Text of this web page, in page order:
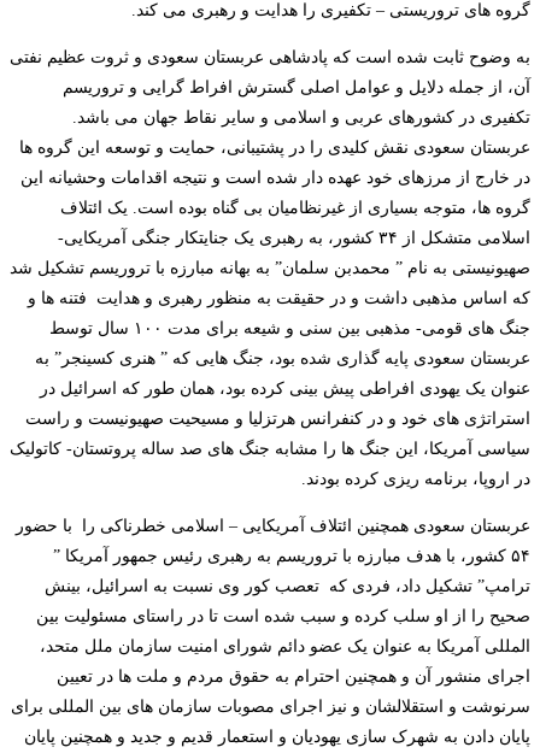
گروه های تروریستی – تکفیری را هدایت و رهبری می کند.
به وضوح ثابت شده است که پادشاهی عربستان سعودی و ثروت عظیم نفتی
آن، از جمله دلایل و عوامل اصلی گسترش افراط گرایی و تروریسم
تکفیری در کشورهای عربی و اسلامی و سایر نقاط جهان می باشد.
عربستان سعودی نقش کلیدی را در پشتیبانی، حمایت و توسعه این گروه ها
در خارج از مرزهای خود عهده دار شده است و نتیجه اقدامات وحشیانه این
گروه ها، متوجه بسیاری از غیرنظامیان بی گناه بوده است. یک ائتلاف
اسلامی متشکل از ۳۴ کشور، به رهبری یک جنایتکار جنگی آمریکایی-
صهیونیستی به نام ” محمدبن سلمان” به بهانه مبارزه با تروریسم تشکیل شد
که اساس مذهبی داشت و در حقیقت به منظور رهبری و هدایت فتنه ها و
جنگ های قومی- مذهبی بین سنی و شیعه برای مدت ۱۰۰ سال توسط
عربستان سعودی پایه گذاری شده بود، جنگ هایی که ” هنری کسینجر” به
عنوان یک یهودی افراطی پیش بینی کرده بود، همان طور که اسرائیل در
استراتژی های خود و در کنفرانس هرتزلیا و مسیحیت صهیونیست و راست
سیاسی آمریکا، این جنگ ها را مشابه جنگ های صد ساله پروتستان- کاتولیک
در اروپا، برنامه ریزی کرده بودند.
عربستان سعودی همچنین ائتلاف آمریکایی – اسلامی خطرناکی را با حضور
۵۴ کشور، با هدف مبارزه با تروریسم به رهبری رئیس جمهور آمریکا ”
ترامپ” تشکیل داد، فردی که تعصب کور وی نسبت به اسرائیل، بینش
صحیح را از او سلب کرده و سبب شده است تا در راستای مسئولیت بین
المللی آمریکا به عنوان یک عضو دائم شورای امنیت سازمان ملل متحد،
اجرای منشور آن و همچنین احترام به حقوق مردم و ملت ها در تعیین
سرنوشت و استقلالشان و نیز اجرای مصوبات سازمان های بین المللی برای
پایان دادن به شهرک سازی یهودیان و استعمار قدیم و جدید و همچنین پایان